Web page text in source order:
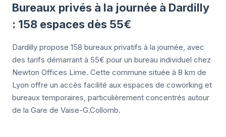
Bureaux privés à la journée à Dardilly
: 158 espaces dès 55€
Dardilly propose 158 bureaux privatifs à la journée, avec
des tarifs démarrant à 55€ pour un bureau individuel chez
Newton Offices Lime. Cette commune située à 8 km de
Lyon offre un accès facilité aux espaces de coworking et
bureaux temporaires, particulièrement concentrés autour
de la Gare de Vaise-G.Collomb.